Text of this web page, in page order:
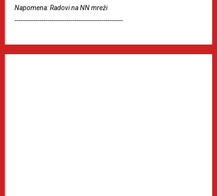
Napomena: Radovi na NN mreži
--------------------------------------------------------